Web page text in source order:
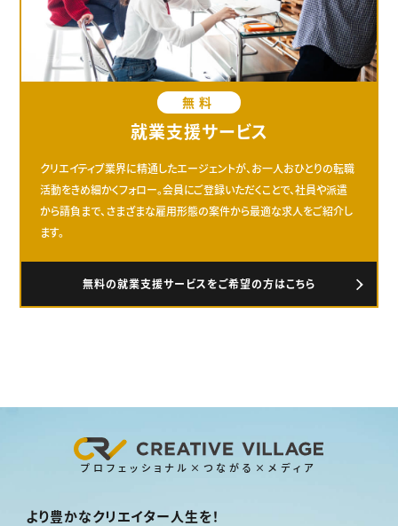
無料
就業支援サービス
クリエイティブ業界に精通したエージェントが、お一人おひとりの転職
活動をきめ細かくフォロー。会員にご登録いただくことで、社員や派遣
から請負まで、さまざまな雇用形態の案件から最適な求人をご紹介し
ます。
無料の就業支援サービスをご希望の方はこちら
プロフェッショナル×つながる×メディア
より豊かなクリエイター人生を！